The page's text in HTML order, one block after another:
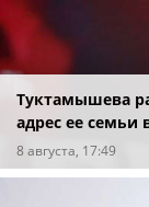
Туктамышева
адрес ее семьи
8 августа, 17:49